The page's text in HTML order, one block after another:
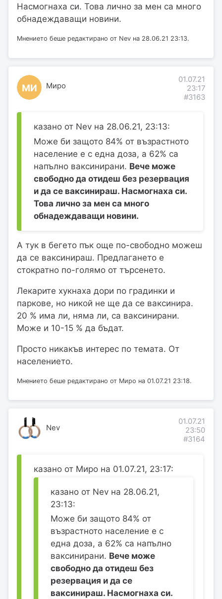
Насмогнаха си. Това лично за мен са много
обнадеждаващи новини.
Мнението беше редактирано от Nev на 28.06.21 23:13.
МИ Миро
01.07.21
23:17
#3163
казано от Nev на 28.06.21, 23:13:
Може би защото 84% от възрастното
население е с една доза, а 62% са
напълно ваксинирани. Вече може
свободно да отидеш без резервация
и да се ваксинираш. Насмогнаха си.
Това лично за мен са много
обнадеждаващи новини.
А тук в бегето пък още по-свободно можеш
да се ваксинираш. Предлагането е
стократно по-голямо от търсенето.
Лекарите хукнаха дори по градинки и
паркове, но никой не ще да се ваксинира.
20 % има ли, няма ли, са ваксинирани.
Може и 10-15 % да бъдат.
Просто никакъв интерес по темата. От
населението.
Мнението беше редактирано от Миро на 01.07.21 23:18.
Nev
01.07.21
23:50
#3164
казано от Миро на 01.07.21, 23:17:
казано от Nev на 28.06.21,
23:13:
Може би защото 84% от
възрастното население е с
една доза, а 62% са напълно
ваксинирани. Вече може
свободно да отидеш без
резервация и да се
ваксинираш. Насмогнаха си.